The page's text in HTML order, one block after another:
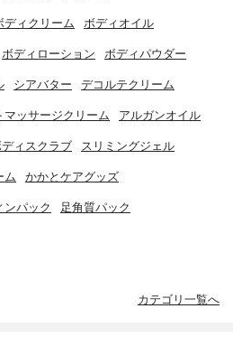
ディクリーム ボディオイル
ボディローション ボディパウダー
シアバター デコルテクリーム
マッサージクリーム アルガンオイル
ディスクラブ スリミングジェル
ム かかとケアグッズ
ンパック 足角質パック
カテゴリ一覧へ